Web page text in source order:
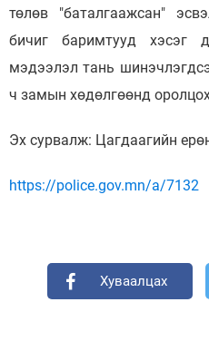
төлөв "баталгаажсан"
бичиг баримтууд хэсэг
мэдээлэл тань
ч замын хөдөлгөөнд
Эх сурвалж: Цагдаагийн
https://police.gov.mn/a/7132
Хуваалцах